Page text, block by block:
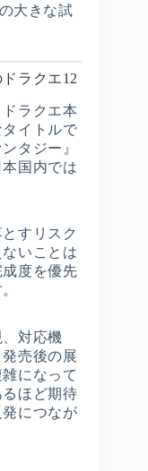
大きな試
ラクエ12
ラクエ本
イトルで
タジー』
国内では
すリスク
いことは
度を優先
対応機
売後の展
になって
ほど期待
につなが